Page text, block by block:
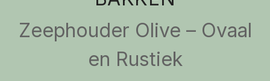
Zeephouder Olive – Ovaal
en Rustiek